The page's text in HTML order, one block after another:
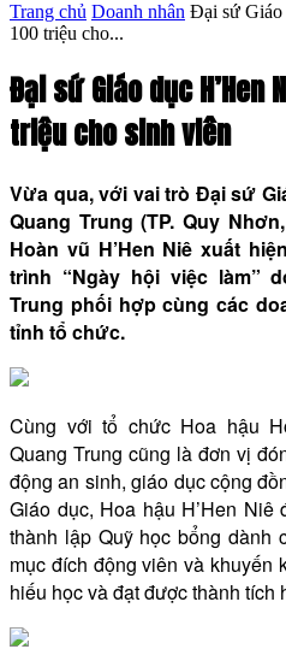
Trang chủ Doanh nhân Đại sứ Giáo
100 triệu cho...
Đại sứ Giáo dục H’Hen
triệu cho sinh viên
Vừa qua, với vai trò Đại sứ
Quang Trung (TP. Quy
Hoàn vũ H’Hen Niê xuất
trình “Ngày hội việc làm”
Trung phối hợp cùng các
tỉnh tổ chức.
Cùng với tổ chức Hoa hậu
Quang Trung cũng là đơn vị
động an sinh, giáo dục cộng
Giáo dục, Hoa hậu H’Hen
thành lập Quỹ học bổng dành
mục đích động viên và khuyến
hiếu học và đạt được thành tích